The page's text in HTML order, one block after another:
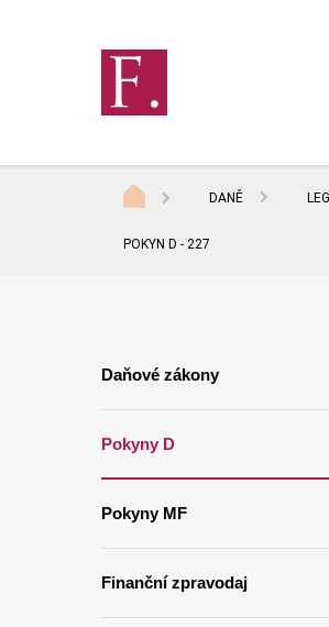
DANĚ
POKYN D - 227
Daňové zákony
Pokyny D
Pokyny MF
Finanční zpravodaj